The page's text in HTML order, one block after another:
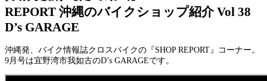
REPORT 沖縄のバイクショップ紹介 Vol 38
D’s GARAGE
沖縄発、バイク情報誌クロスバイクの『SHOP REPORT』コーナー。
9月号は宜野湾市我如古のD’s GARAGEです。